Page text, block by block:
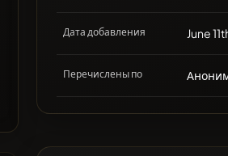
Дата добавления June
Перечислены по